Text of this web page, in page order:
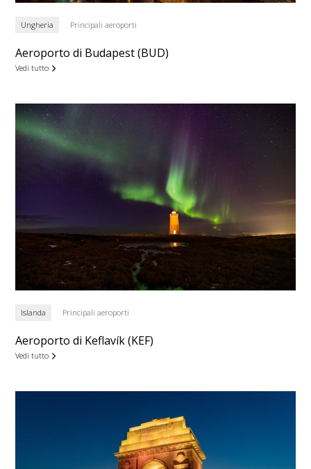
Ungheria Principali aeroporti
Aeroporto di Budapest (BUD)
Vedi tutto
Islanda Principali aeroporti
Aeroporto di Keflavík (KEF)
Vedi tutto